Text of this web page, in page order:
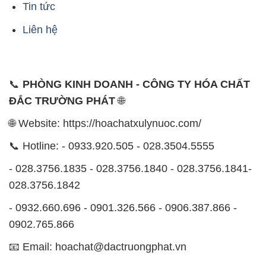
Tin tức
Liên hệ
📞 PHÒNG KINH DOANH - CÔNG TY HÓA CHẤT
ĐẮC TRƯỜNG PHÁT🌐
🌐 Website: https://hoachatxulynuoc.com/
📞 Hotline: - 0933.920.505 - 028.3504.5555
- 028.3756.1835 - 028.3756.1840 - 028.3756.1841-
028.3756.1842
- 0932.660.696 - 0901.326.566 - 0906.387.866 -
0902.765.866
📧 Email: hoachat@dactruongphat.vn